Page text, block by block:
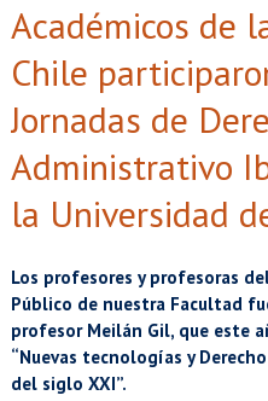
Académicos
Egresados
Académicos de
Chile
Jornadas de
Administrativo
la Universidad
Los profesores y profesoras
Público de nuestra Facultad
profesor Meilán Gil, que este
“Nuevas tecnologías y
del siglo XXI”.